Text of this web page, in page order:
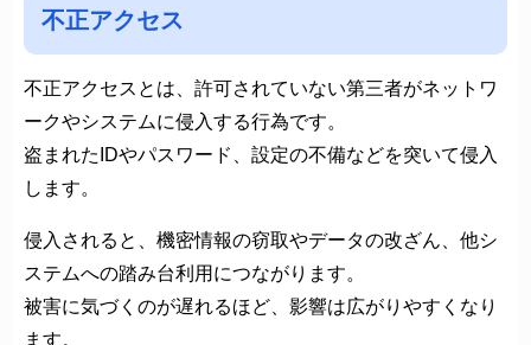
不正アクセス
不正アクセスとは、許可されていない第三者がネットワ
ークやシステムに侵入する行為です。
盗まれたIDやパスワード、設定の不備などを突いて侵入
します。
侵入されると、機密情報の窃取やデータの改ざん、他シ
ステムへの踏み台利用につながります。
被害に気づくのが遅れるほど、影響は広がりやすくなり
ます。